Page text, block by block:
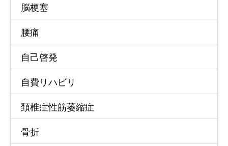
脳梗塞
腰痛
自己啓発
自費リハビリ
頚椎症性筋萎縮症
骨折